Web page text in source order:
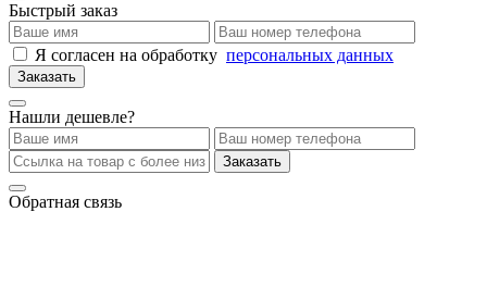
Быстрый заказ
Я согласен на обработку персональных данных
Заказать
Нашли дешевле?
Заказать
Обратная связь